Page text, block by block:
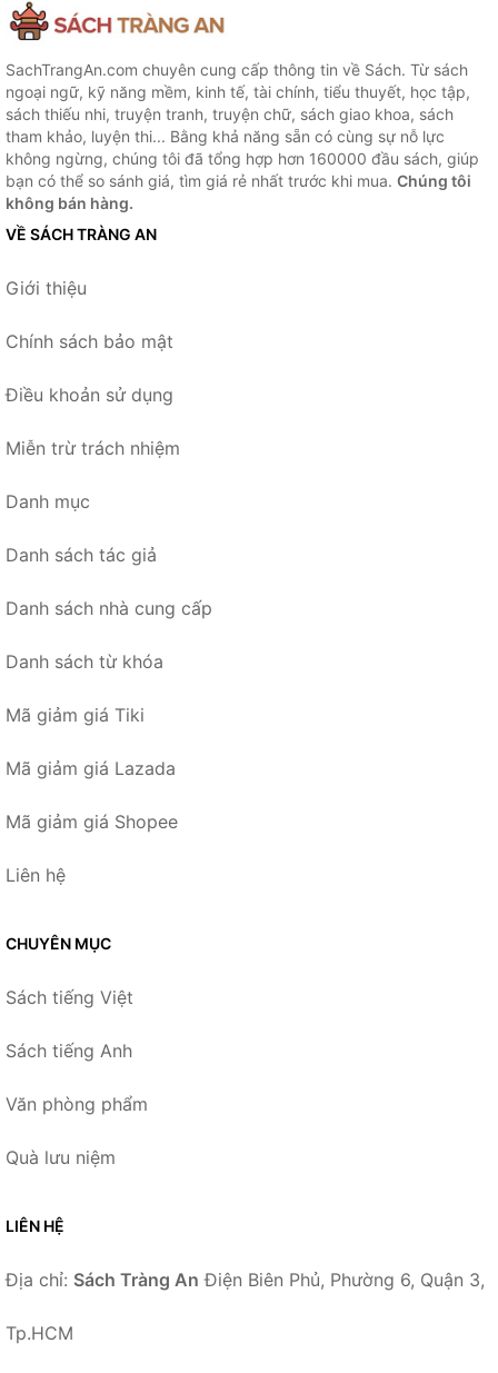
SachTrangAn.com chuyên cung cấp thông tin về Sách. Từ sách
ngoại ngữ, kỹ năng mềm, kinh tế, tài chính, tiểu thuyết, học tập,
sách thiếu nhi, truyện tranh, truyện chữ, sách giao khoa, sách
tham khảo, luyện thi... Bằng khả năng sẵn có cùng sự nỗ lực
không ngừng, chúng tôi đã tổng hợp hơn 160000 đầu sách, giúp
bạn có thể so sánh giá, tìm giá rẻ nhất trước khi mua. Chúng tôi
không bán hàng.
VỀ SÁCH TRÀNG AN
Giới thiệu
Chính sách bảo mật
Điều khoản sử dụng
Miễn trừ trách nhiệm
Danh mục
Danh sách tác giả
Danh sách nhà cung cấp
Danh sách từ khóa
Mã giảm giá Tiki
Mã giảm giá Lazada
Mã giảm giá Shopee
Liên hệ
CHUYÊN MỤC
Sách tiếng Việt
Sách tiếng Anh
Văn phòng phẩm
Quà lưu niệm
LIÊN HỆ
Địa chỉ: Sách Tràng An Điện Biên Phủ, Phường 6, Quận 3,
Tp.HCM